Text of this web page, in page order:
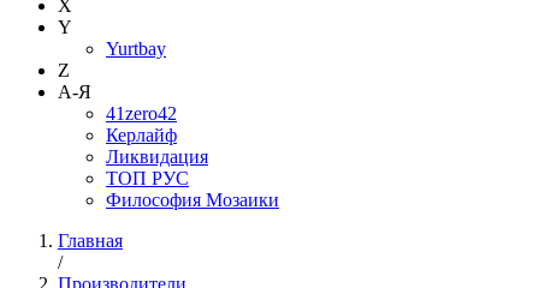
X
Y
Yurtbay
Z
А-Я
41zero42
Керлайф
Ликвидация
ТОП РУС
Философия Мозаики
Главная
/
Производители